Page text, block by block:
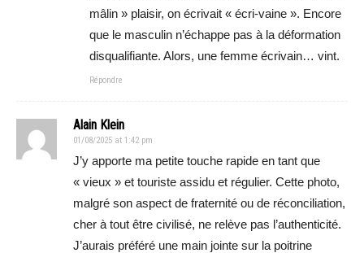
mâlin » plaisir, on écrivait « écri-vaine ». Encore
que le masculin n’échappe pas à la déformation
disqualifiante. Alors, une femme écrivain… vint.
Répondre
Alain Klein
01/08/2025 at 1:42 pm
J’y apporte ma petite touche rapide en tant que
« vieux » et touriste assidu et régulier. Cette photo,
malgré son aspect de fraternité ou de réconciliation,
cher à tout être civilisé, ne relève pas l’authenticité.
J’aurais préféré une main jointe sur la poitrine